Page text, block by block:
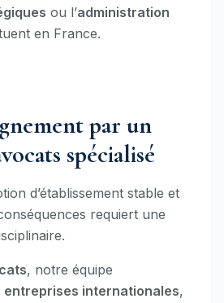
ou l’administration
en France.
par un
spécialisé
d’établissement stable et
requiert une
, notre équipe
entreprises internationales,